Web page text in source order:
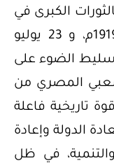
الكبرى في
تاريخ مصر الحديث، مثل ثورتي 1919م، و 23 يوليو
الضوء على
المصري من
تاريخية فاعلة
الدولة وإعادة
في ظل